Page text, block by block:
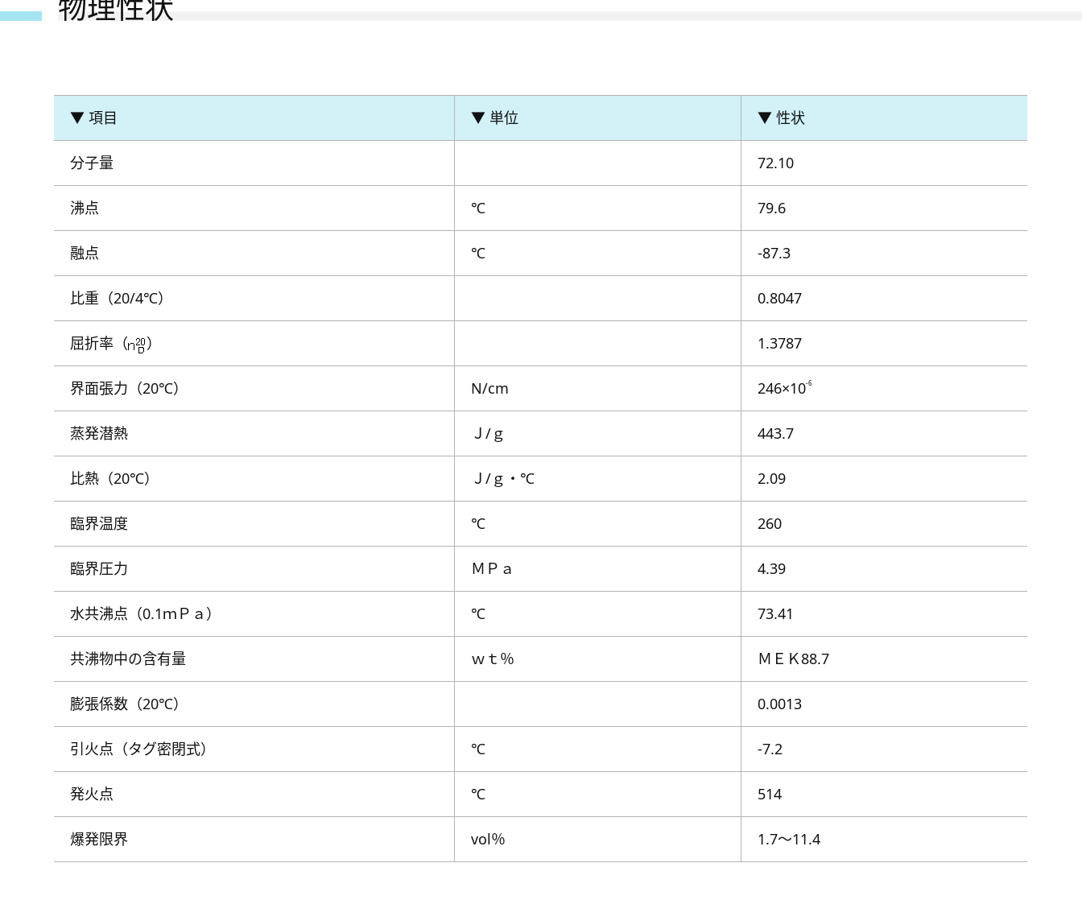
▼ 項目 ▼ 単位 ▼ 性状
分子量 72.10
沸点 ℃ 79.6
融点 ℃ -87.3
比重（20/4℃） 0.8047
屈折率（ ） 1.3787
界面張力（20℃） N/cm 246×10-6
蒸発潜熱 Ｊ/ｇ 443.7
比熱（20℃） Ｊ/ｇ・℃ 2.09
臨界温度 ℃ 260
臨界圧力 ＭＰａ 4.39
水共沸点（0.1ｍＰａ） ℃ 73.41
共沸物中の含有量 ｗｔ％ ＭＥＫ88.7
膨張係数（20℃） 0.0013
引火点（タグ密閉式） ℃ -7.2
発火点 ℃ 514
爆発限界 vol％ 1.7～11.4